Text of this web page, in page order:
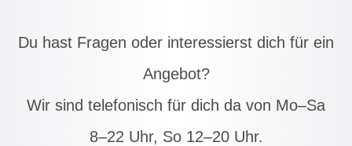
Du hast Fragen oder interessierst dich für ein
Angebot?
Wir sind telefonisch für dich da von Mo–Sa
8–22 Uhr, So 12–20 Uhr.